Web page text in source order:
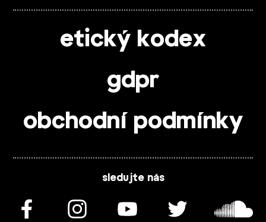
etický kodex
gdpr
obchodní podmínky
sledujte nás